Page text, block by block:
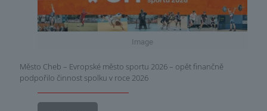
Image
Město Cheb – Evropské město sportu 2026 – opět finančně
podpořilo činnost spolku v roce 2026